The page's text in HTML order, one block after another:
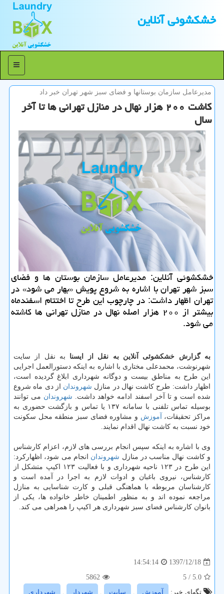
خشكشوئی آنلاین
منو
مدیرعامل سازمان بوستانها و فضای سبز شهر تهران خبر داد
كاشت ۲۰۰ هزار نهال در منازل تهرانی ها تا آخر
سال
خشكشوئی آنلاین: مدیرعامل سازمان بوستان ها و فضای
سبز شهر تهران با اشاره به شروع پویش «بهار می شود» در
تهران اظهار داشت: در چارچوب این طرح تا اختتام اسفندماه
بیشتر از ۲۰۰ هزار اصله نهال در منازل تهرانی ها كاشته
می شود.
به گزارش خشكشوئی آنلاین به نقل از ایسنا به نقل از سایت
شهرنوشت، محمدعلی مختاری با اشاره به اینكه دستورالعمل اجرایی
این طرح به مناطق بیست و دوگانه شهرداری ابلاغ گردیده است،
اظهار داشت: طرح كاشت نهال در منازل شهروندان از دی ماه شروع
شده است و تا آخر اسفند ادامه خواهد داشت. شهروندان می توانند
بوسیله تماس تلفنی با سامانه ۱۳۷ یا تماس و بازگشت حضوری به
مراكز تحقیقات، آموزش و مشاوره فضای سبز منطقه محل سكونت
خود نسبت به كاشت نهال اقدام نمایند.
وی با اشاره به اینكه سپس انجام بررسی های لازم، اعزام كارشناس
و كاشت نهال مناسب در منازل شهروندان انجام می شود، اظهاركرد:
این طرح در ۱۲۳ ناحیه شهرداری و با فعالیت ۱۲۳ اكیپ متشكل از
كارشناس، نیروی باغبان و ادوات لازم به اجرا در آمده است و
كارشناسان مربوطه با هماهنگی قبلی و كارت شناسایی به منازل
مراجعه نموده اند و به منظور اطمینان خاطر خانواده ها، یكی از
بانوان كارشناس فضای سبز شهرداری هر اكیپ را همراهی می كند.
1397/12/18
14:54:14
5.0
/ 5
5862
تگهای خبر:
آموزش , سایت , شهردار , شهرداری